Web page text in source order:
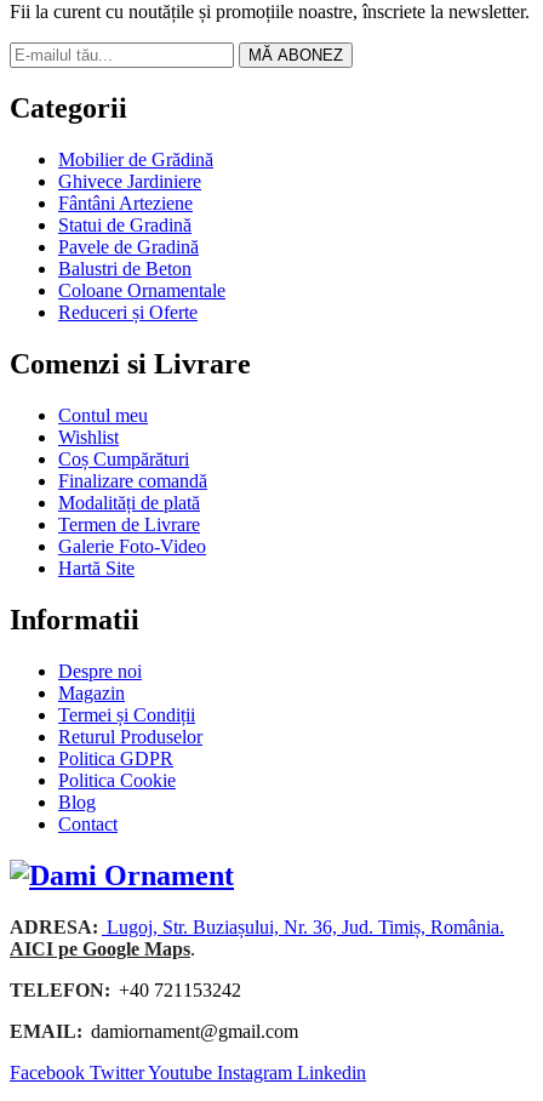
Fii la curent cu noutățile și promoțiile noastre, înscriete la newsletter.
MĂ ABONEZ
Categorii
Mobilier de Grădină
Ghivece Jardiniere
Fântâni Arteziene
Statui de Gradină
Pavele de Gradină
Balustri de Beton
Coloane Ornamentale
Reduceri și Oferte
Comenzi si Livrare
Contul meu
Wishlist
Coș Cumpărături
Finalizare comandă
Modalități de plată
Termen de Livrare
Galerie Foto-Video
Hartă Site
Informatii
Despre noi
Magazin
Termei și Condiții
Returul Produselor
Politica GDPR
Politica Cookie
Blog
Contact
ADRESA: Lugoj, Str. Buziașului, Nr. 36, Jud. Timiș, România.
AICI pe Google Maps.
TELEFON: +40 721153242
EMAIL: damiornament@gmail.com
Facebook TwitterYoutube Instagram Linkedin